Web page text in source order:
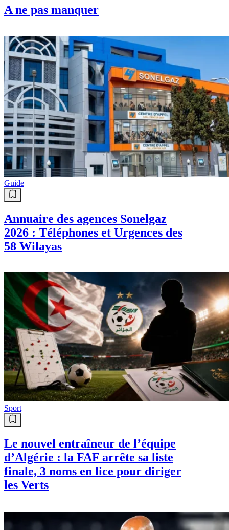
A ne pas manquer
Guide
Annuaire des agences Sonelgaz
2026 : Téléphones et Urgences des
58 Wilayas
Sport
Le nouvel entraîneur de l’équipe
d’Algérie : la FAF arrête sa liste
finale, 3 noms en lice pour diriger
les Verts